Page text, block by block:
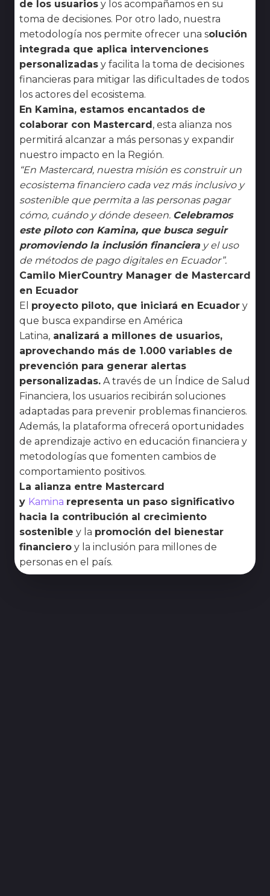
de los usuarios y los acompañamos en su
toma de decisiones. Por otro lado, nuestra
metodología nos permite ofrecer una solución
integrada que aplica intervenciones
personalizadas y facilita la toma de decisiones
financieras para mitigar las dificultades de todos
los actores del ecosistema.
En Kamina, estamos encantados de
colaborar con Mastercard, esta alianza nos
permitirá alcanzar a más personas y expandir
nuestro impacto en la Región.
“En Mastercard, nuestra misión es construir un
ecosistema financiero cada vez más inclusivo y
sostenible que permita a las personas pagar
cómo, cuándo y dónde deseen. Celebramos
este piloto con Kamina, que busca seguir
promoviendo la inclusión financiera y el uso
de métodos de pago digitales en Ecuador”.
Camilo MierCountry Manager de Mastercard
en Ecuador
El proyecto piloto, que iniciará en Ecuador y
que busca expandirse en América
Latina, analizará a millones de usuarios,
aprovechando más de 1.000 variables de
prevención para generar alertas
personalizadas. A través de un Índice de Salud
Financiera, los usuarios recibirán soluciones
adaptadas para prevenir problemas financieros.
Además, la plataforma ofrecerá oportunidades
de aprendizaje activo en educación financiera y
metodologías que fomenten cambios de
comportamiento positivos.
La alianza entre Mastercard
y Kamina representa un paso significativo
hacia la contribución al crecimiento
sostenible y la promoción del bienestar
financiero y la inclusión para millones de
personas en el país.